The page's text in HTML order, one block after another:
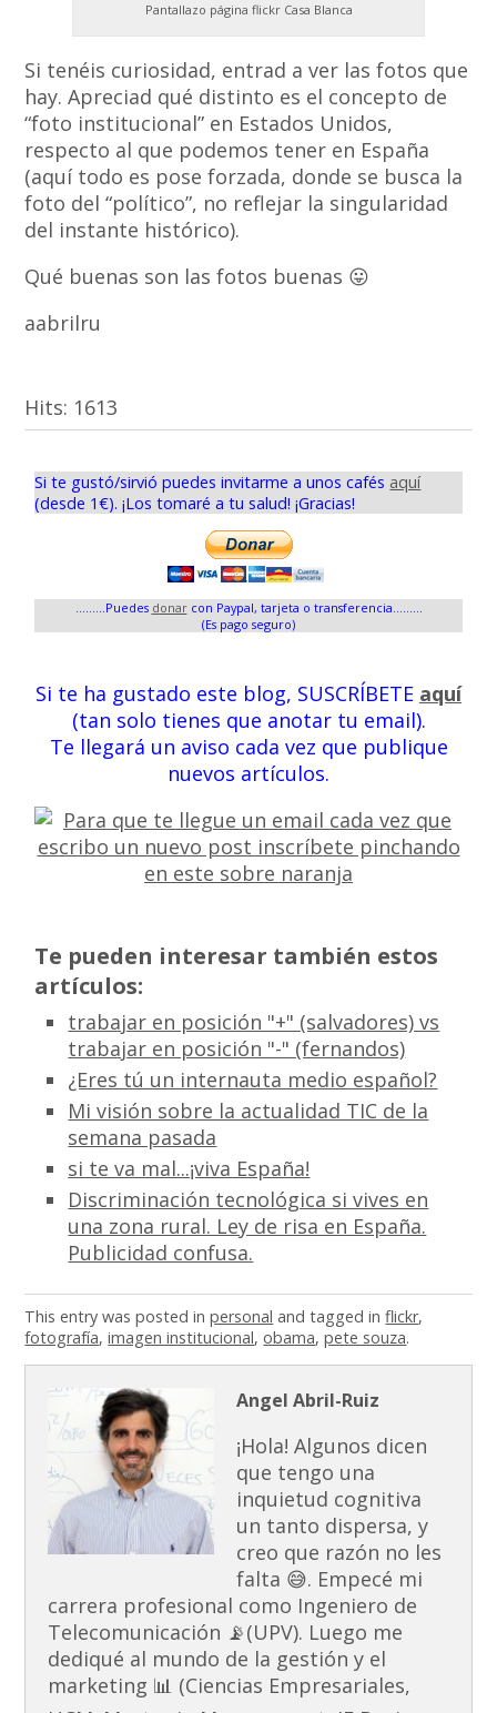
Pantallazo página flickr Casa Blanca
Si tenéis curiosidad, entrad a ver las fotos que
hay. Apreciad qué distinto es el concepto de
“foto institucional” en Estados Unidos,
respecto al que podemos tener en España
(aquí todo es pose forzada, donde se busca la
foto del “político”, no reflejar la singularidad
del instante histórico).
Qué buenas son las fotos buenas 😛
aabrilru
Hits: 1613
Si te gustó/sirvió puedes invitarme a unos cafés aquí
(desde 1€). ¡Los tomaré a tu salud! ¡Gracias!
.........Puedes donarcon Paypal, tarjeta o transferencia.........
(Es pago seguro)
Si te ha gustado este blog, SUSCRÍBETE aquí
(tan solo tienes que anotar tu email).
Te llegará un aviso cada vez que publique
nuevos artículos.
Te pueden interesar también estos
artículos:
trabajar en posición "+" (salvadores) vs
trabajar en posición "-" (fernandos)
¿Eres tú un internauta medio español?
Mi visión sobre la actualidad TIC de la
semana pasada
si te va mal...¡viva España!
Discriminación tecnológica si vives en
una zona rural. Ley de risa en España.
Publicidad confusa.
This entry was posted inpersonal and tagged inflickr,
fotografía,imagen institucional,obama,pete souza.
Angel Abril-Ruiz
¡Hola! Algunos dicen
que tengo una
inquietud cognitiva
un tanto dispersa, y
creo que razón no les
falta 😅. Empecé mi
carrera profesional como Ingeniero de
Telecomunicación 📡(UPV). Luego me
dediqué al mundo de la gestión y el
marketing 📊 (Ciencias Empresariales,